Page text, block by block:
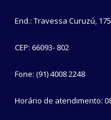
End.: Travessa Curuzú,
CEP: 66093- 802
Fone: (91) 4008 2248
Horário de atendimento: